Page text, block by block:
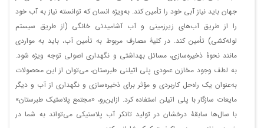
1131173
مخزن 300 لیتری
عمودی (طرح قدیم)
62
118
86
دانلود
فایل
1131174
مخزن 300 لیتری
عمودی
62
118
99
دانلود
فایل
3731171
مخزن 300 لیتری
عمودی بلند
56
143
125
دانلود
فایل
1131201
مخزن 350 لیتری
عمودی
72
103
86
دانلود
فایل
جهان باید نیاز آبی خود را تأمین کند. به‌ویژه انسان که توانسته نیاز به آب خود
را از طریق آب‌های زیرزمینی و آب آشامیدنی خانگی (از طریق سیستم
لوله‌کشی) تأمین کند. در کلیۀ مصارف مربوط به تأمین آب، باید به مواردی
مانند نحوۀ ذخیره‌سازی، مسائل بهداشتی و نگهداری اصولی توجه ویژه شود.
به لطف وجود مخازن عمودی پلی اتیلنی طبرستان، می‌توان از این محصولات
به‌عنوان یک راه‌حل کاربردی و مؤثر برای ذخیره‌سازی و نگهداری از آب و دیگر
مایعات سازگار با پلی اتیلن استفاده کرد. ازاین‌رو، «مجتمع پلاستیک طبرستان»
با سال‌ها سابقۀ درخشان در تولید تانکر آب پلاستیکی می‌تواند به شما در